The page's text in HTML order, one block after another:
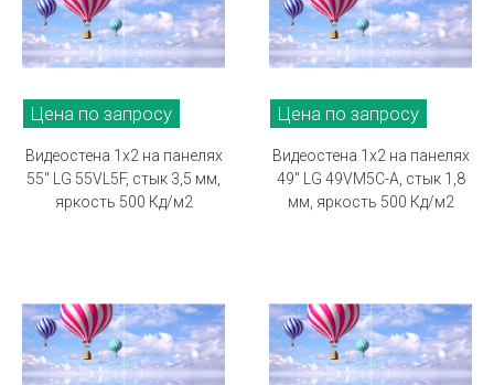
Цена по запросу
Видеостена 1х2 на панелях
55" LG 55VL5F, стык 3,5 мм,
яркость 500 Кд/м2
Цена по запросу
Видеостена 1х2 на панелях
49" LG 49VM5C-A, стык 1,8
мм, яркость 500 Кд/м2